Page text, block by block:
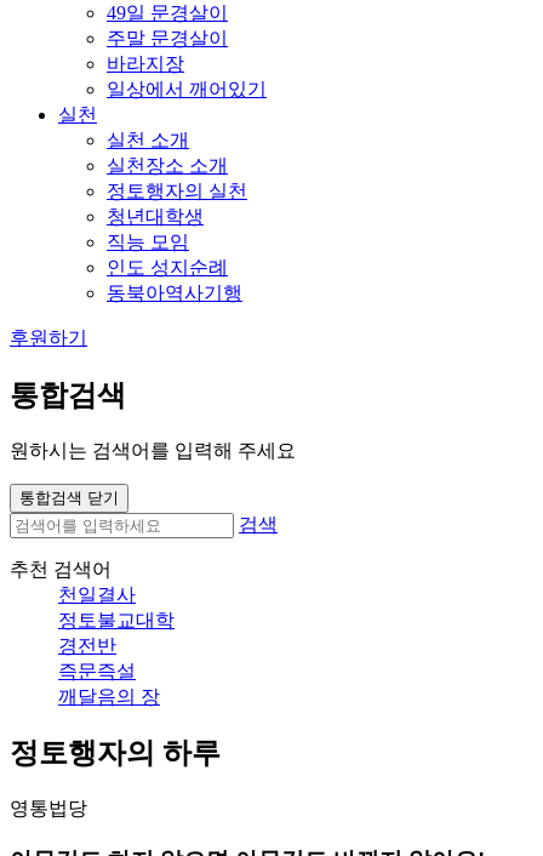
49일 문경살이
주말 문경살이
바라지장
일상에서 깨어있기
실천
실천 소개
실천장소 소개
정토행자의 실천
청년대학생
직능 모임
인도 성지순례
동북아역사기행
후원하기
통합검색
원하시는 검색어를 입력해 주세요
통합검색 닫기
검색
추천 검색어
천일결사
정토불교대학
경전반
즉문즉설
깨달음의 장
정토행자의 하루
영통법당